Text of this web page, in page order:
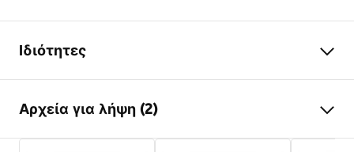
Ιδιότητες
Υλικό
Χρώμα
Σχέδιο
Αρχεία για λήψη (2)